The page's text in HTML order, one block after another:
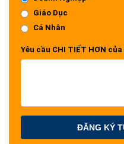
Giáo Dục
Cá Nhân
Yêu cầu CHI TIẾT HƠN
ĐĂNG KÝ